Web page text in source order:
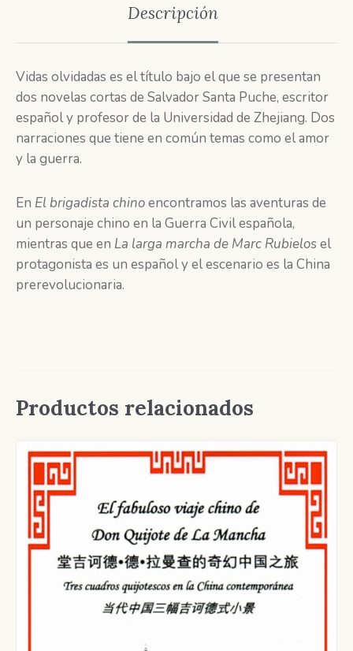
Descripción
Vidas olvidadas es el título bajo el que se presentan
dos novelas cortas de Salvador Santa Puche, escritor
español y profesor de la Universidad de Zhejiang. Dos
narraciones que tiene en común temas como el amor
y la guerra.
En El brigadista chinoencontramos las aventuras de
un personaje chino en la Guerra Civil española,
mientras que en La larga marcha de Marc Rubielosel
protagonista es un español y el escenario es la China
prerevolucionaria.
Productos relacionados